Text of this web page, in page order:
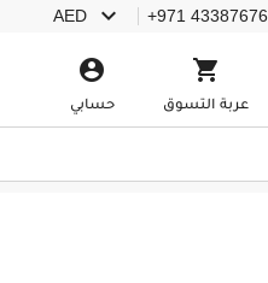
+971 43387676
AED 

عربة التسوق

حسابي